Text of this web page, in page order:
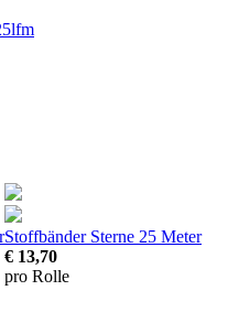
Stoffbänder Sterne 25 Meter
€ 13,70
pro Rolle